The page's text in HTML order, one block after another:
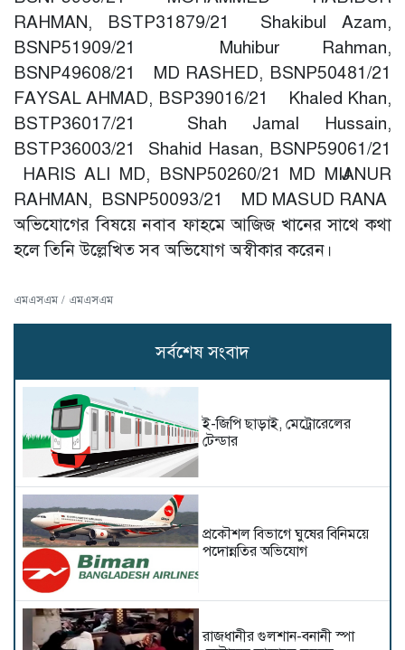
RAHMAN, BSTP31879/21 Shakibul Azam,
BSNP51909/21 Muhibur Rahman,
BSNP49608/21 MD RASHED, BSNP50481/21
FAYSAL AHMAD, BSP39016/21 Khaled Khan,
BSTP36017/21 Shah Jamal Hussain,
BSTP36003/21 Shahid Hasan, BSNP59061/21
HARIS ALI MD, BSNP50260/21 MD MIJANUR
RAHMAN, BSNP50093/21 MD MASUD RANA
অভিযোগের বিষয়ে নবাব ফাহমে আজিজ খানের সাথে কথা
হলে তিনি উল্লেখিত সব অভিযোগ অস্বীকার করেন।
এমএসএম / এমএসএম
সর্বশেষ সংবাদ
ই-জিপি ছাড়াই, মেট্রোরেলের
টেন্ডার
প্রকৌশল বিভাগে ঘুষের বিনিময়ে
পদোন্নতির অভিযোগ
রাজধানীর গুলশান-বনানী স্পা